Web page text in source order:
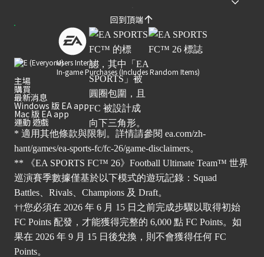
回到頂端
Users Interact
In-game Purchases (Includes Random Items)
主場
購買
最新消息
Windows 版 EA app
Mac 版 EA app
運動 遊戲
* 適用其他條款與限制。詳情請參閱 ea.com/zh-
hant/games/ea-sports-fc/fc-26/game-disclaimers。
** 《EA SPORTS FC™ 26》Football Ultimate Team™ 世界
巡演賽季數據僅基於以下模式的遊玩記錄：Squad
Battles、Rivals、Champions 及 Draft。
††您必須在 2026 年 6 月 15 日之前完成步驟以取得初始
FC Points 配發，才能獲得完整的 6,000 點 FC Points。如
果在 2026 年 9 月 15 日後兌換，則不會獲得任何 FC
Points。